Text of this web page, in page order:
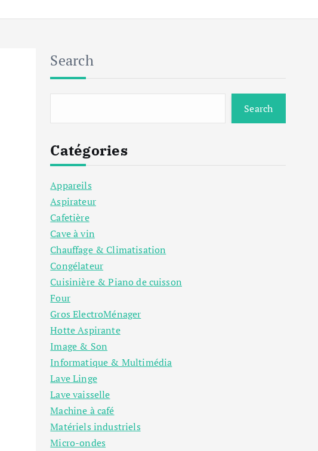
Search
Search
Catégories
Appareils
Aspirateur
Cafetière
Cave à vin
Chauffage & Climatisation
Congélateur
Cuisinière & Piano de cuisson
Four
Gros ElectroMénager
Hotte Aspirante
Image & Son
Informatique & Multimédia
Lave Linge
Lave vaisselle
Machine à café
Matériels industriels
Micro-ondes